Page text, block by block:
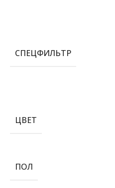
СПЕЦФИЛЬТР
ЦВЕТ
ПОЛ